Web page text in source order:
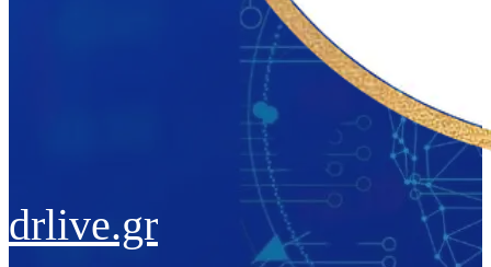
drlive.gr